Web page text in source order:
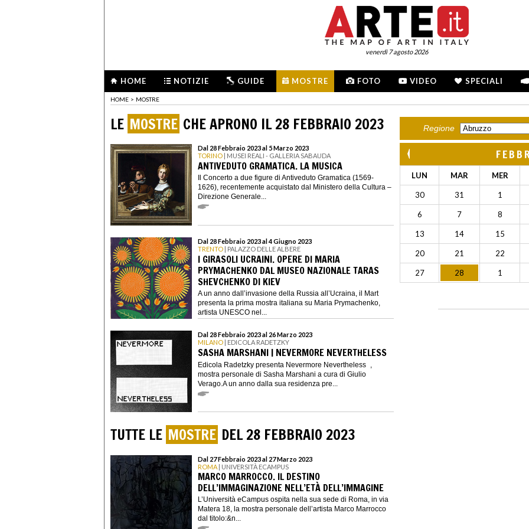
venerdì 7 agosto 2026
HOME NOTIZIE GUIDE MOSTRE FOTO VIDEO SPECIALI
HOME > MOSTRE
LE MOSTRE CHE APRONO IL 28 FEBBRAIO 2023
Dal 28 Febbraio 2023 al 5 Marzo 2023
TORINO | MUSEI REALI - GALLERIA SABAUDA
ANTIVEDUTO GRAMATICA. LA MUSICA
Il Concerto a due figure di Antiveduto Gramatica (1569-
1626), recentemente acquistato dal Ministero della Cultura –
Direzione Generale...
Dal 28 Febbraio 2023 al 4 Giugno 2023
TRENTO | PALAZZO DELLE ALBERE
I GIRASOLI UCRAINI. OPERE DI MARIA
PRYMACHENKO DAL MUSEO NAZIONALE TARAS
SHEVCHENKO DI KIEV
A un anno dall’invasione della Russia all’Ucraina, il Mart
presenta la prima mostra italiana su Maria Prymachenko,
artista UNESCO nel...
Dal 28 Febbraio 2023 al 26 Marzo 2023
MILANO | EDICOLA RADETZKY
SASHA MARSHANI | NEVERMORE NEVERTHELESS
Edicola Radetzky presenta Nevermore Nevertheless ,
mostra personale di Sasha Marshani a cura di Giulio
Verago.A un anno dalla sua residenza pre...
TUTTE LE MOSTRE DEL 28 FEBBRAIO 2023
Dal 27 Febbraio 2023 al 27 Marzo 2023
ROMA | UNIVERSITÀ ECAMPUS
MARCO MARROCCO. IL DESTINO
DELL’IMMAGINAZIONE NELL’ETÀ DELL’IMMAGINE
L’Università eCampus ospita nella sua sede di Roma, in via
Matera 18, la mostra personale dell’artista Marco Marrocco
dal titolo:&n...
Regione
LUN MAR MER
30 31 1
6 7 8
13 14 15
20 21 22
27 28 1